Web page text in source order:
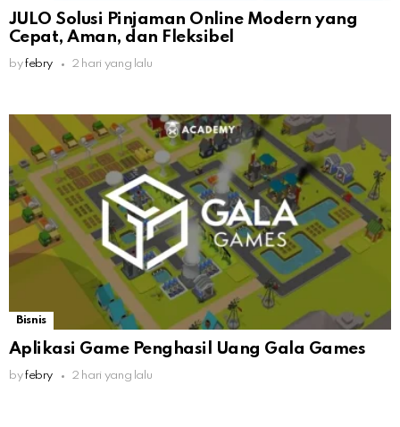
JULO Solusi Pinjaman Online Modern yang
Cepat, Aman, dan Fleksibel
by febry 2 hari yang lalu
Bisnis
Aplikasi Game Penghasil Uang Gala Games
by febry 2 hari yang lalu